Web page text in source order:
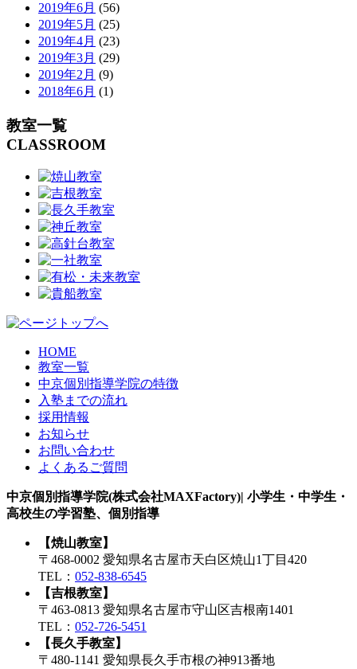
2019年6月 (56)
2019年5月 (25)
2019年4月 (23)
2019年3月 (29)
2019年2月 (9)
2018年6月 (1)
教室一覧
CLASSROOM
HOME
教室一覧
中京個別指導学院の特徴
入塾までの流れ
採用情報
お知らせ
お問い合わせ
よくあるご質問
中京個別指導学院(株式会社MAXFactory)| 小学生・中学生・
高校生の学習塾、個別指導
【焼山教室】
〒468-0002 愛知県名古屋市天白区焼山1丁目420
TEL： 052-838-6545
【吉根教室】
〒463-0813 愛知県名古屋市守山区吉根南1401
TEL： 052-726-5451
【長久手教室】
〒480-1141 愛知県長久手市根の神913番地